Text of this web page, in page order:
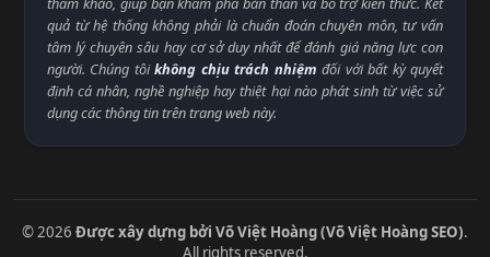
quả từ hệ thống không phải là chuẩn đoán chuyên môn, tư vấn
tâm lý chuyên sâu hay cơ sở duy nhất để đánh giá năng lực con
người. Chúng tôikhông chịu trách nhiệm đối với bất kỳ quyết
định cá nhân, nghề nghiệp hay thiệt hại nào phát sinh từ việc sử
dụng các thông tin trên trang web này.
© 2026 Được xây dựng bởi Võ Việt Hoàng (Võ Việt Hoàng SEO).
All rights reserved.